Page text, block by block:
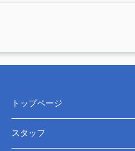
トップページ
スタッフ